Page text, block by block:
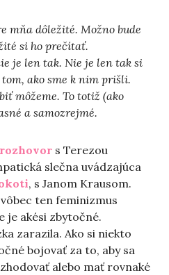
mňa dôležité. Možno bude
si ho prečítať.
je len tak. Nie je len tak si
ako sme k nim prišli.
môžeme. To totiž (ako
a samozrejmé.
rozhovor s Terezou
slečna uvádzajúca
, s Janom Krausom.
ten feminizmus
je akési zbytočné.
zarazila. Ako si niekto
bojovať za to, aby sa
alebo mať rovnaké